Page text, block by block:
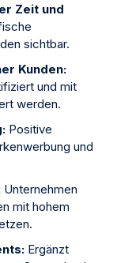
Zeit und
sichtbar.
Kunden:
und mit
werden.
Positive
und
Unternehmen
mit hohem
Ergänzt